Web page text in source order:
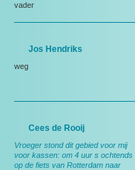
vader
Jos Hendriks
weg
Cees de Rooij
Vroeger stond dit gebied voor mij
voor kassen: om 4 uur s ochtends
op de fiets van Rotterdam naar